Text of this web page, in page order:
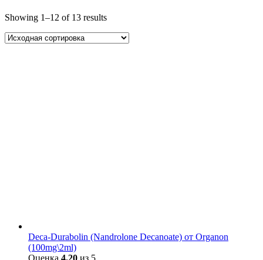
Showing 1–12 of 13 results
Deca-Durabolin (Nandrolone Decanoate) от Organon
(100mg\2ml)
Оценка 4.20 из 5